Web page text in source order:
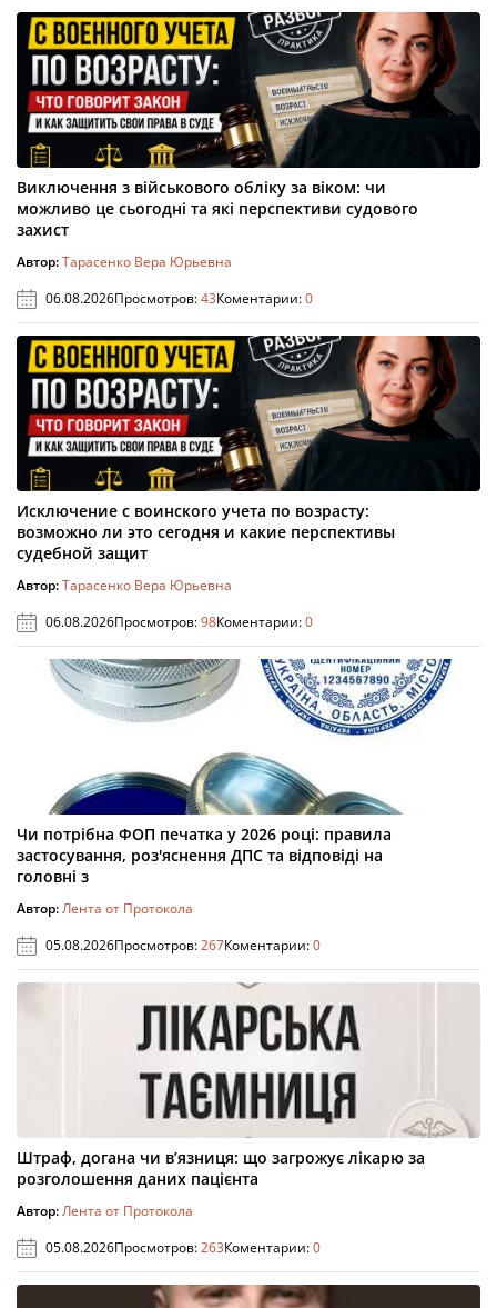
Виключення з військового обліку за віком: чи
можливо це сьогодні та які перспективи судового
захист
Автор:Тарасенко Вера Юрьевна
06.08.2026Просмотров:43Коментарии:0
Исключение с воинского учета по возрасту:
возможно ли это сегодня и какие перспективы
судебной защит
Автор:Тарасенко Вера Юрьевна
06.08.2026Просмотров:98Коментарии:0
Чи потрібна ФОП печатка у 2026 році: правила
застосування, роз'яснення ДПС та відповіді на
головні з
Автор:Лента от Протокола
05.08.2026Просмотров:267Коментарии:0
Штраф, догана чи в’язниця: що загрожує лікарю за
розголошення даних пацієнта
Автор:Лента от Протокола
05.08.2026Просмотров:263Коментарии:0